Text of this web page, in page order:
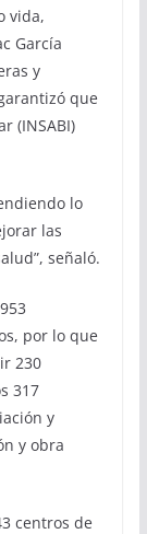
vida,
García
y
que
(INSABI)
lo
las
señaló.
por lo que
230
317
y
y obra
centros de